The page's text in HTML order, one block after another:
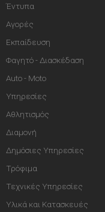
Έντυπα
Αγορές
Εκπαίδευση
Φαγητό - Διασκέδαση
Auto - Moto
Υπηρεσίες
Αθλητισμός
Διαμονή
Δημόσιες Υπηρεσίες
Τρόφιμα
Τεχνικές Υπηρεσίες
Υλικά και Κατασκευές